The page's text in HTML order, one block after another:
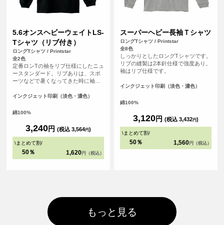
5.6オンスヘビーウェイトLS-
Tシャツ（リブ付き）
ロングTシャツ / Printstar
全2色
定番ロンTの袖をリブ仕様にしたニュ
ースタンダード。リブありは、スポ
ーツなどで暑くなってきた時に袖を
インクジェット印刷（淡色・濃色）
綿100%
3,240円 (税込 3,564円)
\まとめて割/
50％ 1,620 円（税込）
スーパーヘビー長袖Ｔシャツ
ロングTシャツ / Printstar
全8色
しっかりとしたロングTシャツです。
リブの縫製は2本針仕様で強度あり。
袖はリブ仕様です。
インクジェット印刷（淡色・濃色）
綿100%
3,120円 (税込 3,432円)
\まとめて割/
50％ 1,560 円（税込）
もっと見る